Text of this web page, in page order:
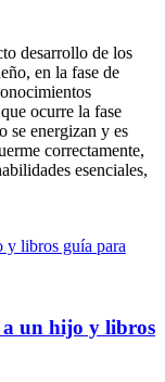
desarrollo de los
en la fase de
ocurre la fase
se energizan y es
correctamente,
esenciales,
a un hijo y libros